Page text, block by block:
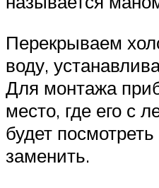
Перекрываем
воду,
Для монтажа
место, где его с
будет
заменить.